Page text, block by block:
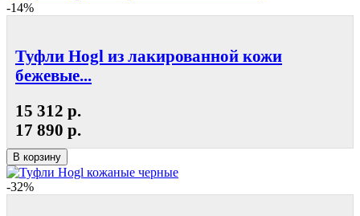
-14%
Туфли Hogl из лакированной кожи
бежевые...
15 312 р.
17 890 р.
В корзину
-32%